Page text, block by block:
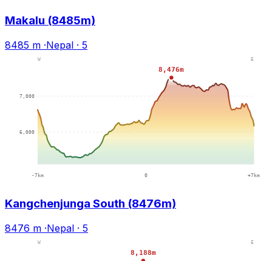
Makalu (8485m)
8485 m ·Nepal · 5
Kangchenjunga South (8476m)
8476 m ·Nepal · 5